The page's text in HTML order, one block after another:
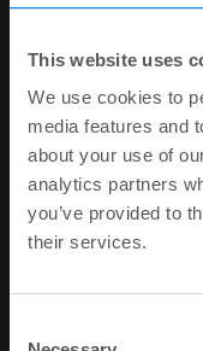
This website uses
We use cookies to
media features and
about your use of
analytics partners
you’ve provided to
their services.
producten en
darmproblemen,
leven.
Al meer dan 40
in de
LoFric®, Navina™
inzetten om onze
beschikbaar te
Elke dag werken